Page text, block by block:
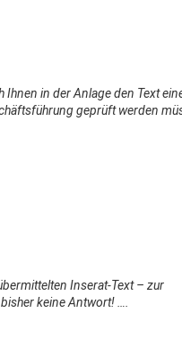
Ihnen in der Anlage den Text
geprüft werden
Inserat-Text – zur
keine Antwort! ….